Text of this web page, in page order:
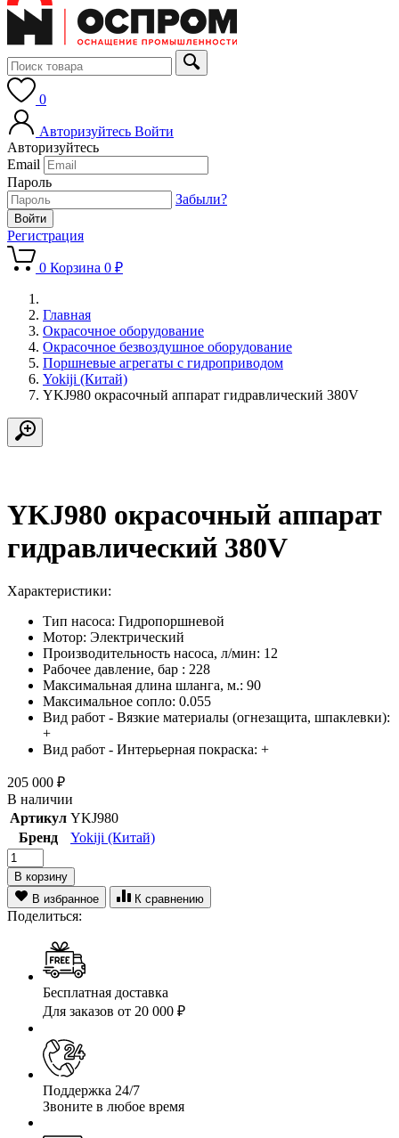
0
Авторизуйтесь Войти
Авторизуйтесь
Email
Пароль
Забыли?
Регистрация
0 Корзина 0 ₽
Главная
Окрасочное оборудование
Окрасочное безвоздушное оборудование
Поршневые агрегаты с гидроприводом
Yokiji (Китай)
YKJ980 окрасочный аппарат гидравлический 380V
YKJ980 окрасочный аппарат
гидравлический 380V
Характеристики:
Тип насоса: Гидропоршневой
Мотор: Электрический
Производительность насоса, л/мин: 12
Рабочее давление, бар : 228
Максимальная длина шланга, м.: 90
Максимальное сопло: 0.055
Вид работ - Вязкие материалы (огнезащита, шпаклевки):
+
Вид работ - Интерьерная покраска: +
205 000 ₽
В наличии
Артикул YKJ980
Бренд
Yokiji (Китай)
В корзину
В избранное
К сравнению
Поделиться:
Бесплатная доставка
Для заказов от 20 000 ₽
Поддержка 24/7
Звоните в любое время